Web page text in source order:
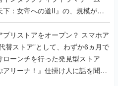
替ストア”として、わずか6ヵ月で
ローンチを行った発見型ストア
アリーナ！』仕掛け人に話を聞い